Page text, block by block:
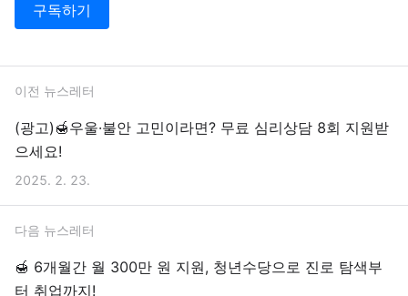
구독하기
이전 뉴스레터
(광고)🍯우울·불안 고민이라면? 무료 심리상담 8회 지원받
으세요!
2025. 2. 23.
다음 뉴스레터
🍯 6개월간 월 300만 원 지원, 청년수당으로 진로 탐색부
터 취업까지!